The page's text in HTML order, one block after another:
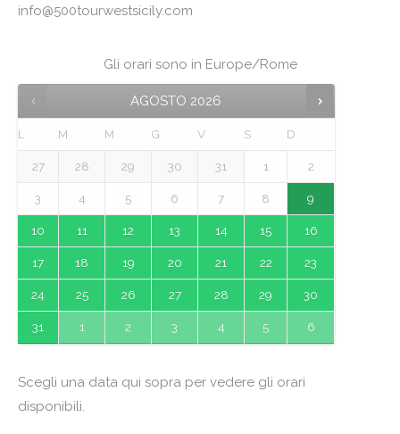
info@500tourwestsicily.com
Gli orari sono in Europe/Rome
AGOSTO 2026
L M M G V S D
27 28 29 30 31 1 2
3 4 5 6 7 8 9
10 11 12 13 14 15 16
17 18 19 20 21 22 23
24 25 26 27 28 29 30
31 1 2 3 4 5 6
Scegli una data qui sopra per vedere gli orari
disponibili.